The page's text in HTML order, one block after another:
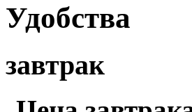
Удобства
завтрак